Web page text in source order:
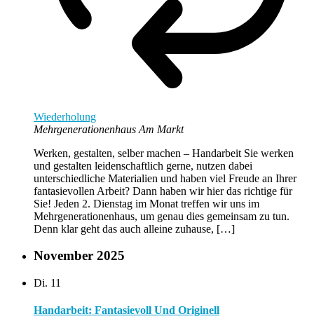
Wiederholung
Mehrgenerationenhaus Am Markt
Werken, gestalten, selber machen – Handarbeit Sie werken
und gestalten leidenschaftlich gerne, nutzen dabei
unterschiedliche Materialien und haben viel Freude an Ihrer
fantasievollen Arbeit? Dann haben wir hier das richtige für
Sie! Jeden 2. Dienstag im Monat treffen wir uns im
Mehrgenerationenhaus, um genau dies gemeinsam zu tun.
Denn klar geht das auch alleine zuhause, […]
November 2025
Di. 11
Handarbeit: Fantasievoll Und Originell